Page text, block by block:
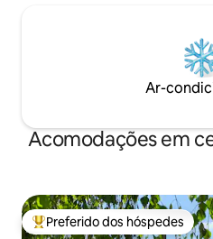
Ar-
Acomodações em
Entre os melhores preferidos
Preferido dos hóspedes